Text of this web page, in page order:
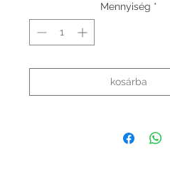
Mennyiség *
kosárba